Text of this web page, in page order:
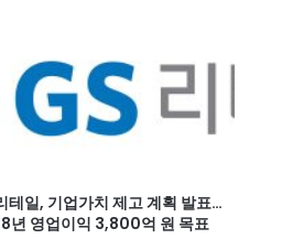
테일, 기업가치 제고 계획 발표…
년 영업이익 3,800억 원 목표